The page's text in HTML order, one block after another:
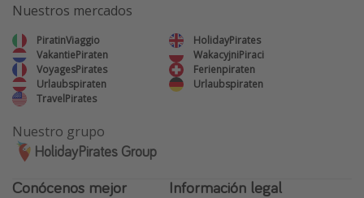
Nuestros mercados
PiratinViaggio
HolidayPirates
VakantiePiraten
WakacyjniPiraci
VoyagesPirates
Ferienpiraten
Urlaubspiraten
Urlaubspiraten
TravelPirates
Nuestro grupo
HolidayPirates Group
Conócenos mejor Información legal